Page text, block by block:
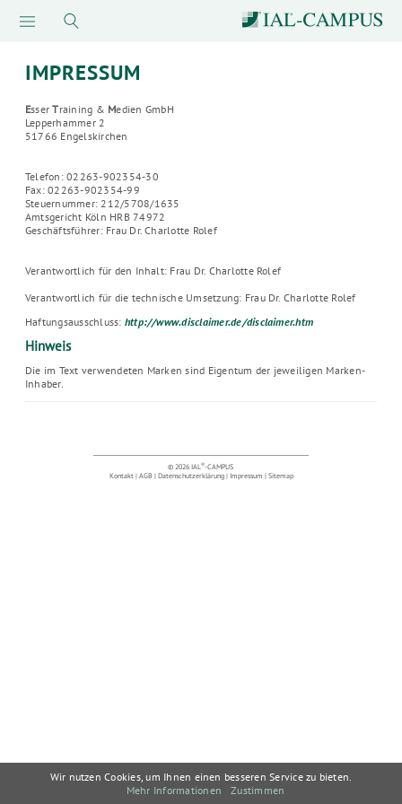
IMPRESSUM
EsserTraining & Medien GmbH
Lepperhammer 2
51766 Engelskirchen
Telefon: 02263-902354-30
Fax: 02263-902354-99
Steuernummer: 212/5708/1635
Amtsgericht Köln HRB 74972
Geschäftsführer: Frau Dr. Charlotte Rolef
Verantwortlich für den Inhalt: Frau Dr. Charlotte Rolef
Verantwortlich für die technische Umsetzung: Frau Dr. Charlotte Rolef
Haftungsausschluss: http://www.disclaimer.de/disclaimer.htm
Hinweis
Die im Text verwendeten Marken sind Eigentum der jeweiligen Marken-
Inhaber.
© 2026 IAL ®-CAMPUS
Kontakt|AGB|Datenschutzerklärung|Impressum |Sitemap
Wir nutzen Cookies, um Ihnen einen besseren Service zu bieten.
Mehr Informationen
Zustimmen